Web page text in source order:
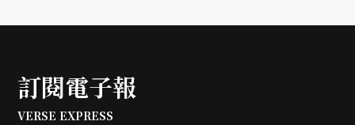
訂閱電子報
VERSE EXPRESS